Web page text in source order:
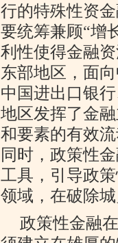
行的特殊性资
要统筹兼顾“增
利性使得金融
东部地区，面
中国进出口银
地区发挥了金
和要素的有效
同时，政策性
工具，引导政
领域，在破除
政策性金融